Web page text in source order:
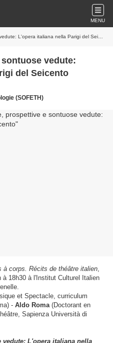
MENU
L'opera italiana nella Parigi del Seicento
vedute:
del Seicento
(SOFETH)
à corps. Récits de théâtre italien,
à 18h30 à l'Institut Culturel Italien
et Spectacle, curriculum
- Aldo Roma (Doctorant en
Sapienza Università di
L'opera italiana nella